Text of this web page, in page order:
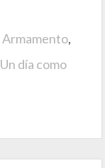
Armamento,
Un día como